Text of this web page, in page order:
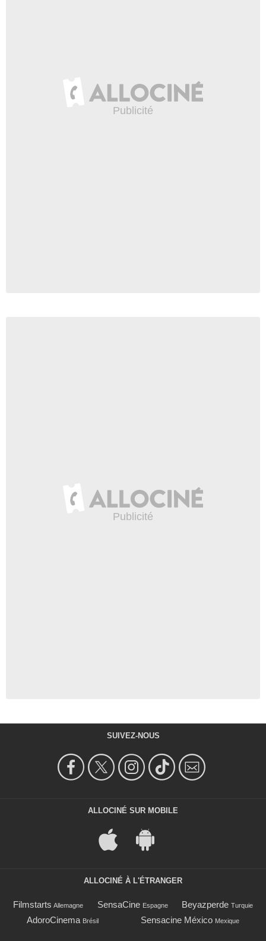
SUIVEZ-NOUS
ALLOCINÉ SUR MOBILE
ALLOCINÉ À L'ÉTRANGER
Filmstarts Allemagne SensaCine Espagne Beyazperde Turquie
AdoroCinema Brésil Sensacine México Mexique